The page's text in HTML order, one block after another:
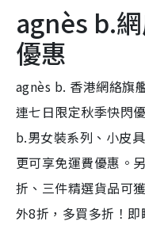
agnès b.
優惠
agnès b. 香港網絡旗
連七日限定秋季快閃
b.男女裝系列、小皮
更可享免運費優惠。
折、三件精選貨品可
外8折，多買多折！即